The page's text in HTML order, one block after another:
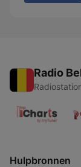
Radio
Hulpbronnen